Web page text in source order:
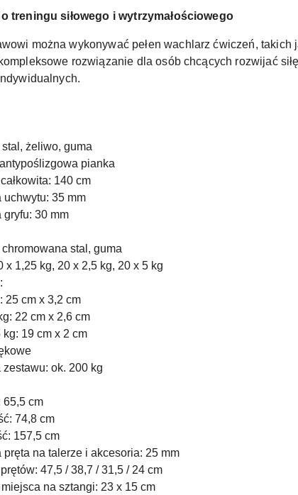
treningu siłowego i wytrzymałościowego
można wykonywać pełen wachlarz ćwiczeń,
rozwiązanie dla osób chcących rozwijać
stal, żeliwo, guma
pianka
140 cm
uchwytu: 35 mm
gryfu: 30 mm
chromowana stal, guma
x 1,25 kg, 20 x 2,5 kg, 20 x 5 kg
25 cm x 3,2 cm
22 cm x 2,6 cm
kg: 19 cm x 2 cm
ok. 200 kg
65,5 cm
74,8 cm
157,5 cm
pręta na talerze i akcesoria: 25 mm
prętów: 47,5 / 38,7 / 31,5 / 24 cm
na sztangi: 23 x 15 cm